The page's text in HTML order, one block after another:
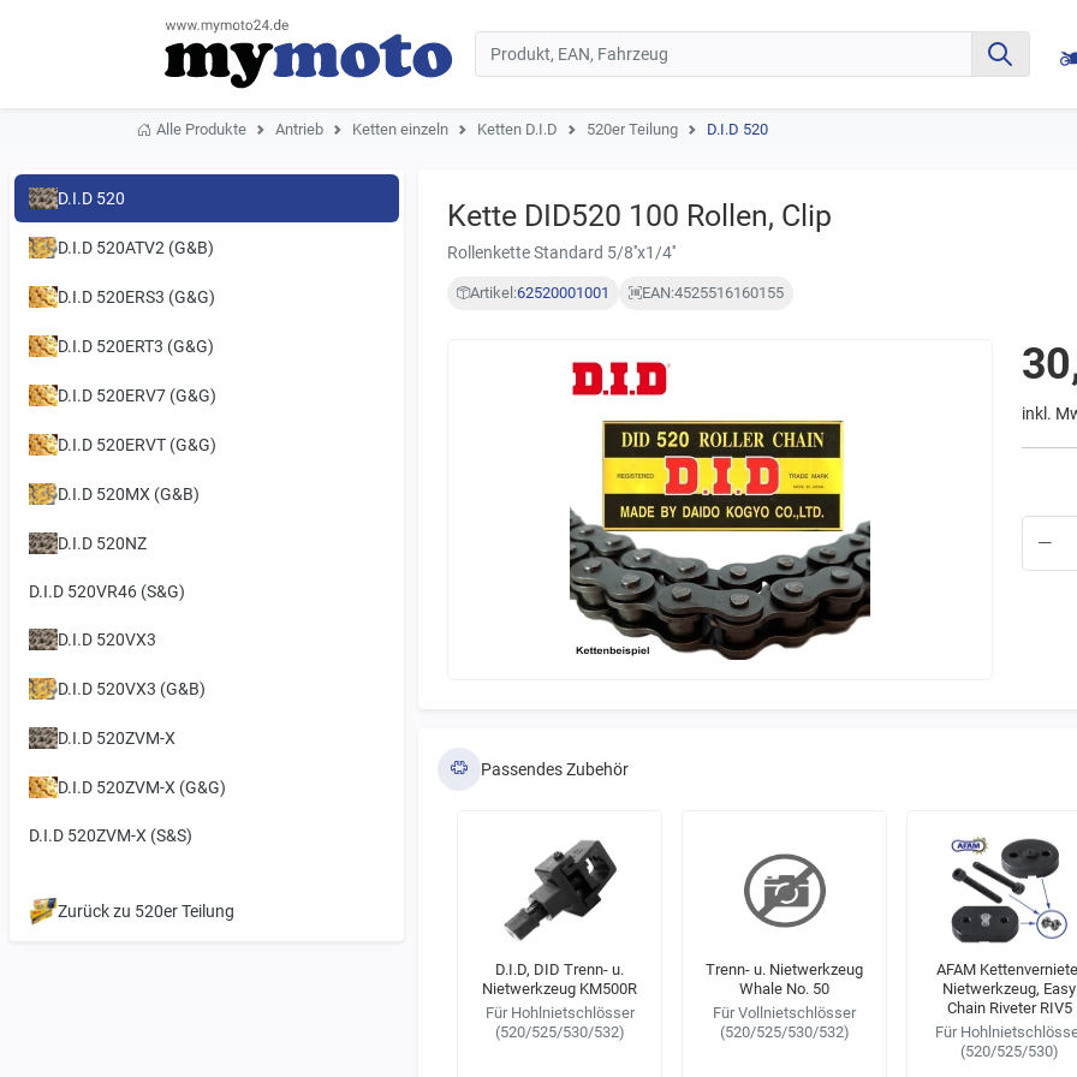
Alle Produkte Antrieb Ketten einzeln Ketten D.I.D 520er Teilung D.I.D 520
D.I.D 520
D.I.D 520ATV2 (G&B)
D.I.D 520ERS3 (G&G)
D.I.D 520ERT3 (G&G)
D.I.D 520ERV7 (G&G)
D.I.D 520ERVT (G&G)
D.I.D 520MX (G&B)
D.I.D 520NZ
D.I.D 520VR46 (S&G)
D.I.D 520VX3
D.I.D 520VX3 (G&B)
D.I.D 520ZVM-X
D.I.D 520ZVM-X (G&G)
D.I.D 520ZVM-X (S&S)
Zurück zu 520er Teilung
Kette DID520 100 Rollen, Clip
Rollenkette Standard 5/8''x1/4''
Artikel:62520001001 EAN:4525516160155
inkl.
Passendes Zubehör
D.I.D, DID Trenn- u.
Nietwerkzeug KM500R
Für Hohlnietschlösser
(520/525/530/532)
Trenn- u. Nietwerkzeug
Whale No. 50
Für Vollnietschlösser
(520/525/530/532)
AFAM
Nietwerkzeug, Easy
Chain Riveter RIV5
Für
(520/525/530)